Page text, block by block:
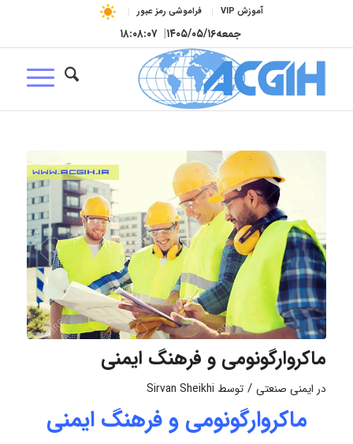
آموزش VIP فراموشی رمز عبور
جمعه۱۴۰۵/۰۵/۱۶| ۱۸:۰۸:۰۸
ماکروارگونومی و فرهنگ ایمنی
در ایمنی صنعتی / توسط Sirvan Sheikhi
ماکروارگونومی و فرهنگ ایمنی